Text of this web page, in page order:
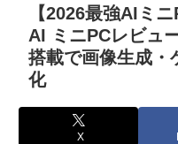
【2026最強AIミ
AI ミニPCレビュ
搭載で画像生成・
化
X